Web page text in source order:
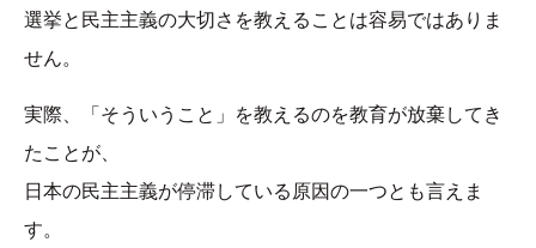
選挙と民主主義の大切さを教えることは容易ではありま
せん。
実際、「そういうこと」を教えるのを教育が放棄してき
たことが、
日本の民主主義が停滞している原因の一つとも言えま
す。